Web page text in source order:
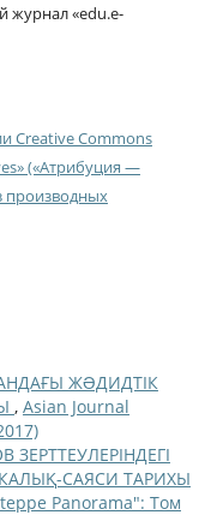
журнал «edu.e-
Creative Commons
(«Атрибуция —
производных
ЖƏДИДТІК
, Asian Journal
САЯСИ ТАРИХЫ
Panorama": Том